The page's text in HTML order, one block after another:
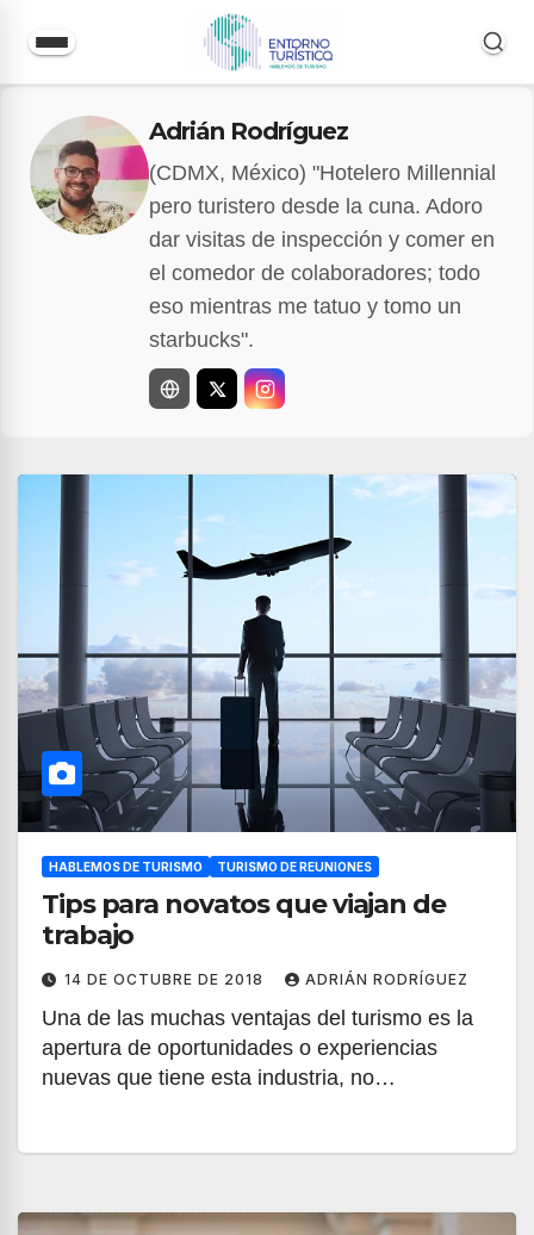
contenido
Adrián Rodríguez
(CDMX, México) "Hotelero Millennial
pero turistero desde la cuna. Adoro
dar visitas de inspección y comer en
el comedor de colaboradores; todo
eso mientras me tatuo y tomo un
starbucks".
HABLEMOS DE TURISMO TURISMO DE REUNIONES
Tips para novatos que viajan de
trabajo
14 DE OCTUBRE DE 2018 ADRIÁN RODRÍGUEZ
Una de las muchas ventajas del turismo es la
apertura de oportunidades o experiencias
nuevas que tiene esta industria, no…